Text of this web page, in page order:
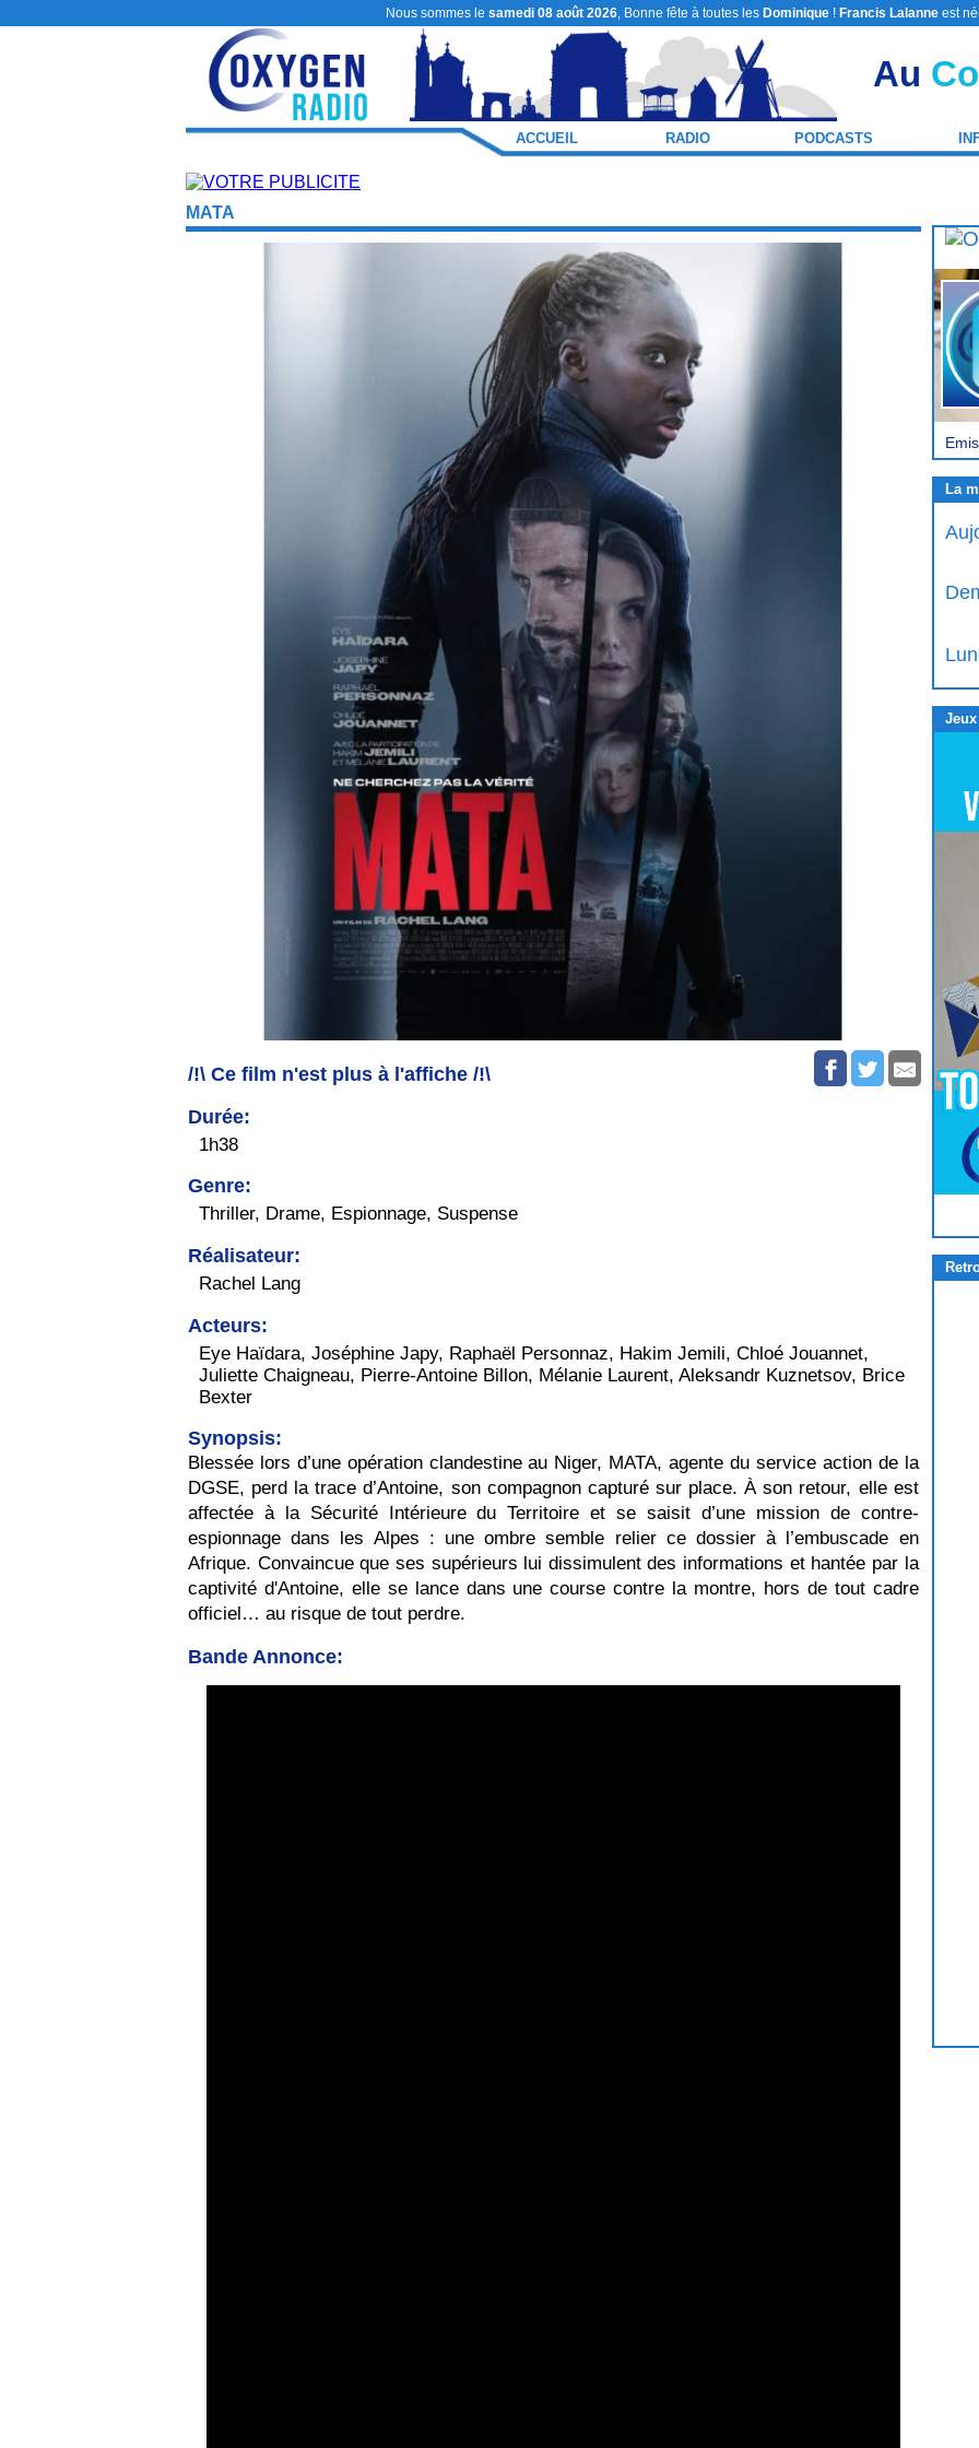
Nous sommes le samedi 08 août 2026, Bonne fête à toutes les Dominique ! Francis Lalanne est
Au
ACCUEIL RADIO PODCASTS
MATA
/!\ Ce film n'est plus à l'affiche /!\
Durée:
1h38
Genre:
Thriller, Drame, Espionnage, Suspense
Réalisateur:
Rachel Lang
Acteurs:
Eye Haïdara, Joséphine Japy, Raphaël Personnaz, Hakim Jemili, Chloé Jouannet,
Juliette Chaigneau, Pierre-Antoine Billon, Mélanie Laurent, Aleksandr Kuznetsov, Brice
Bexter
Synopsis:
Blessée lors d’une opération clandestine au Niger, MATA, agente du service action de la
DGSE, perd la trace d’Antoine, son compagnon capturé sur place. À son retour, elle est
affectée à la Sécurité Intérieure du Territoire et se saisit d’une mission de contre-
espionnage dans les Alpes : une ombre semble relier ce dossier à l’embuscade en
Afrique. Convaincue que ses supérieurs lui dissimulent des informations et hantée par la
captivité d'Antoine, elle se lance dans une course contre la montre, hors de tout cadre
officiel… au risque de tout perdre.
Bande Annonce:
La
Jeux